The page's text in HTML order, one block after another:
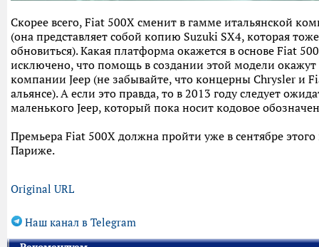
Скорее всего, Fiat 500X сменит в гамме итальянской
(она представляет собой копию Suzuki SX4, которая
обновиться). Какая платформа окажется в основе Fiat
исключено, что помощь в создании этой модели
компании Jeep (не забывайте, что концерны Chrysler и
альянсе). А если это правда, то в 2013 году следует
маленького Jeep, который пока носит кодовое
Премьера Fiat 500X должна пройти уже в сентябре этого
Париже.
Original URL
Наш канал в Telegram